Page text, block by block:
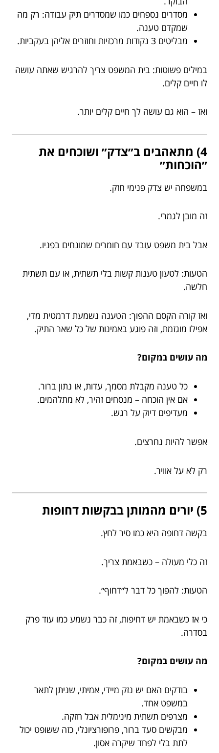
מסדרים נספחים כמו שמסדרים תיק עבודה: רק מה
שמקדם טענה.
מבליטים 3 נקודות מרכזיות וחוזרים אליהן בעקביות.
במילים פשוטות: בית המשפט צריך להרגיש שאתה עושה
לו חיים קלים.
ואז – הוא גם עושה לך חיים קלים יותר.
4) מתאהבים ב״צדק״ ושוכחים את
״הוכחות״
במשפחה יש צדק פנימי חזק.
זה מובן לגמרי.
אבל בית משפט עובד עם חומרים שמונחים בפניו.
הטעות: לטעון טענות קשות בלי תשתית, או עם תשתית
חלשה.
ואז קורה הקסם ההפוך: הטענה נשמעת דרמטית מדי,
אפילו מוגזמת, וזה פוגע באמינות של כל שאר התיק.
מה עושים במקום?
כל טענה מקבלת מסמך, עדות, או נתון ברור.
אם אין הוכחה – מנסחים זהיר, לא מתלהמים.
מעדיפים דיוק על רגש.
אפשר להיות נחרצים.
רק לא על אוויר.
5) יורים מהמותן בבקשות דחופות
בקשה דחופה היא כמו סיר לחץ.
זה כלי מעולה – כשבאמת צריך.
הטעות: להפוך כל דבר ל״דחוף״.
כי אז כשבאמת יש דחיפות, זה כבר נשמע כמו עוד פרק
בסדרה.
מה עושים במקום?
בודקים האם יש נזק מיידי, אמיתי, שניתן לתאר
במשפט אחד.
מצרפים תשתית מינימלית אבל חזקה.
מבקשים סעד ברור, פרופורציונלי, כזה ששופט יכול
לתת בלי לפחד שיקרה אסון.